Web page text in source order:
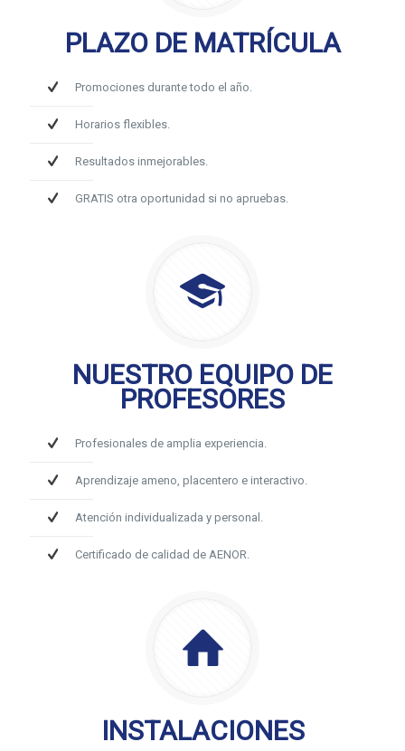
PLAZO DE MATRÍCULA
Promociones durante todo el año.
Horarios flexibles.
Resultados inmejorables.
GRATIS otra oportunidad si no apruebas.
NUESTRO EQUIPO DE
PROFESORES
Profesionales de amplia experiencia.
Aprendizaje ameno, placentero e interactivo.
Atención individualizada y personal.
Certificado de calidad de AENOR.
INSTALACIONES